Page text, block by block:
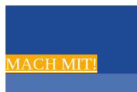
MACH MIT!